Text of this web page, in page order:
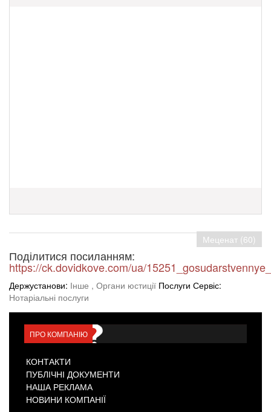
Меценат (60)
Поділитися посиланням:
https://ck.dovidkove.com/ua/
Держустанови: Інше , Органи юстиції Послуги Сервіс:
Нотаріальні послуги
ПРО КОМПАНІЮ
КОНТАКТИ
ПУБЛІЧНІ ДОКУМЕНТИ
НАША РЕКЛАМА
НОВИНИ КОМПАНІЇ